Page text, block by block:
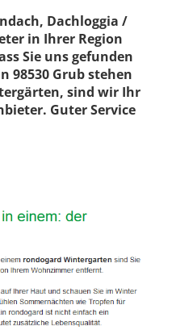
Dachloggia /
in Ihrer Region
Sie uns gefunden
98530 Grub stehen
sind wir Ihr
Guter Service